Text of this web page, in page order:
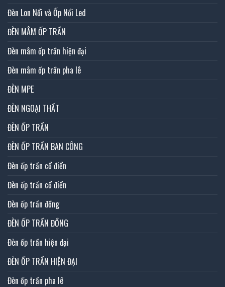
Đèn Lon Nổi và Ốp Nổi Led
ĐÈN MÂM ỐP TRẦN
Đèn mâm ốp trần hiện đại
Đèn mâm ốp trần pha lê
ĐÈN MPE
ĐÈN NGOẠI THẤT
ĐÈN ỐP TRẦN
ĐÈN ỐP TRẦN BAN CÔNG
Đèn ốp trần cổ điển
Đèn ốp trần cổ điển
Đèn ốp trần đồng
ĐÈN ỐP TRẦN ĐỒNG
Đèn ốp trần hiện đại
ĐÈN ỐP TRẦN HIỆN ĐẠI
Đèn ốp trần pha lê